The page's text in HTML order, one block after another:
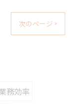
次のページ >
務効率